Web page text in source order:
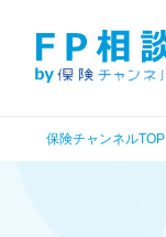
保険チャンネルTOP